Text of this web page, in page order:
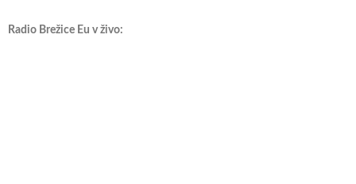
Radio Brežice Eu v živo: